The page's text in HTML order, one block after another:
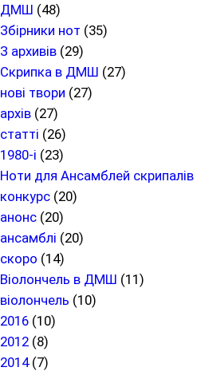
ДМШ (48)
Збірники нот (35)
З архивів (29)
Скрипка в ДМШ (27)
нові твори (27)
архів (27)
статті (26)
1980-і (23)
Ноти для Ансамблей скрипалів
конкурс (20)
анонс (20)
ансамблі (20)
скоро (14)
Віолончель в ДМШ (11)
віолончель (10)
2016 (10)
2012 (8)
2014(7)